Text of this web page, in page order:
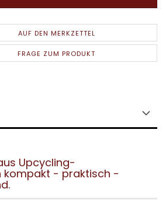
AUF DEN MERKZETTEL
FRAGE ZUM PRODUKT
aus Upcycling-
kompakt - praktisch -